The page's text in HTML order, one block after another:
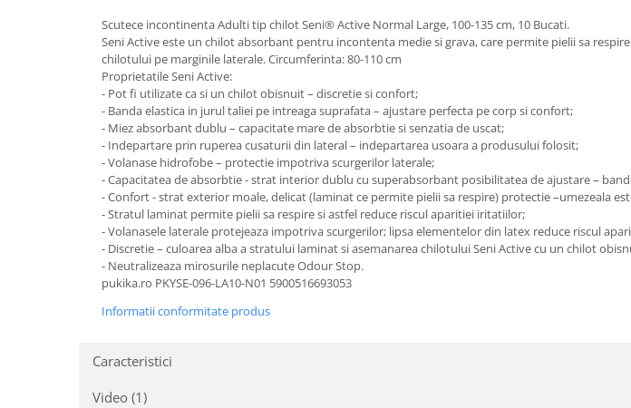
Roboți de Bucătărie
Perii de Păr Electrice
Polizoare Unghiulare
Storcătoare Citrice
Scutece incontinenta Adulti tip chilot Seni® Active Normal Large, 100-135 cm, 10 Bucati.
Seni Active este un chilot absorbant pentru incontenta medie si grava, care permite pielii sa
chilotului pe marginile laterale. Circumferinta: 80-110 cm
Proprietatile Seni Active:
- Pot fi utilizate ca si un chilot obisnuit – discretie si confort;
- Banda elastica in jurul taliei pe intreaga suprafata – ajustare perfecta pe corp si confort;
- Miez absorbant dublu – capacitate mare de absorbtie si senzatia de uscat;
- Indepartare prin ruperea cusaturii din lateral – indepartarea usoara a produsului folosit;
- Volanase hidrofobe – protectie impotriva scurgerilor laterale;
- Capacitatea de absorbtie - strat interior dublu cu superabsorbant posibilitatea de ajustare –
- Confort - strat exterior moale, delicat (laminat ce permite pielii sa respire) protectie –umezeala
- Stratul laminat permite pielii sa respire si astfel reduce riscul aparitiei iritatiilor;
- Volanasele laterale protejeaza impotriva scurgerilor; lipsa elementelor din latex reduce riscul
- Discretie – culoarea alba a stratului laminat si asemanarea chilotului Seni Active cu un chilot
- Neutralizeaza mirosurile neplacute Odour Stop.
pukika.ro PKYSE-096-LA10-N01 5900516693053
Informatii conformitate produs
Caracteristici
Video (1)